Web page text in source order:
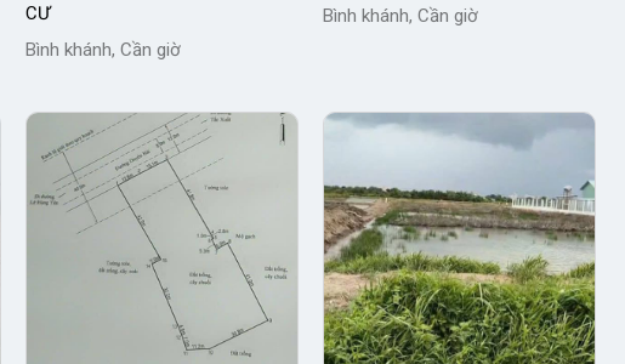
CƯ
Bình khánh, Cần giờ
Bình khánh, Cần giờ